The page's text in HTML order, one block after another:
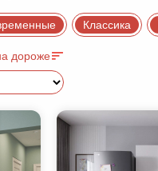
Классика
дороже